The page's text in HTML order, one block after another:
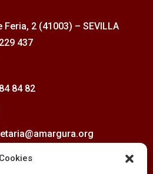
Feria, 2 (41003) – SEVILLA
437
84 82